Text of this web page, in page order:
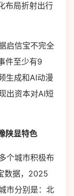
布局折射出行
启信宝不完全
件至少有9
生成和AI动漫
出资本对AI短
陕显特色
个城市积极布
数据，2025
市分别是：北